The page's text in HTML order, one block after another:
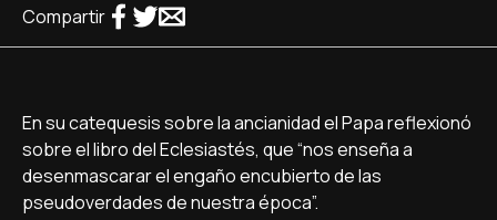
Compartir
En su catequesis sobre la ancianidad el Papa reflexionó
sobre el libro del Eclesiastés, que “nos enseña a
desenmascarar el engaño encubierto de las
pseudoverdades de nuestra época”.